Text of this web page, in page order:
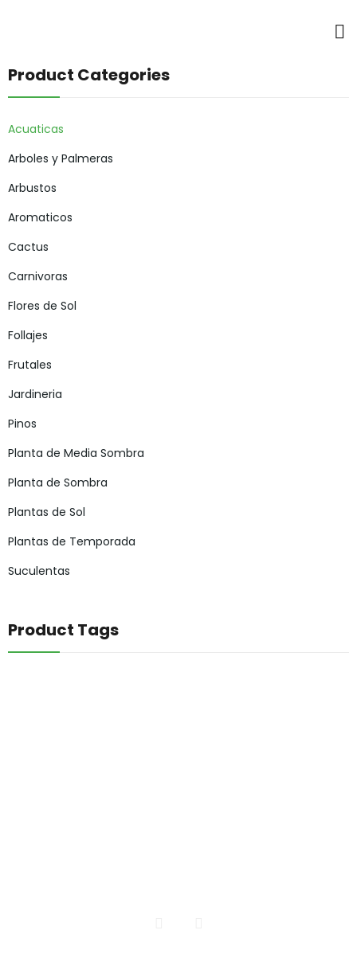
Product Categories
Acuaticas
Arboles y Palmeras
Arbustos
Aromaticos
Cactus
Carnivoras
Flores de Sol
Follajes
Frutales
Jardineria
Pinos
Planta de Media Sombra
Planta de Sombra
Plantas de Sol
Plantas de Temporada
Suculentas
Product Tags